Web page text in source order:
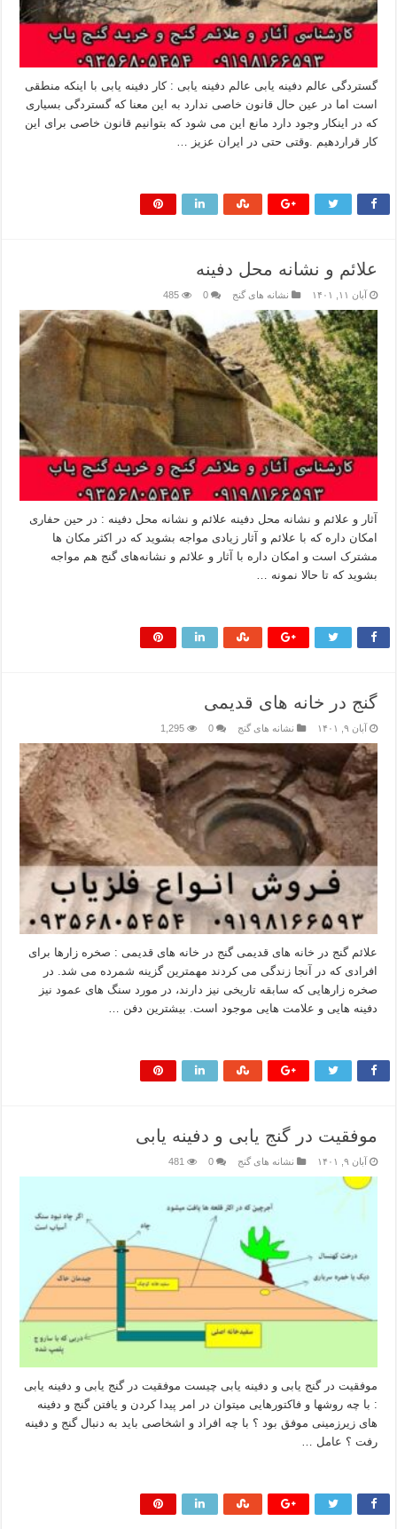
گستردگی عالم دفینه یابی عالم دفینه یابی : کار دفینه یابی با اینکه منطقی
است اما در عین حال قانون خاصی ندارد به این معنا که گستردگی بسیاری
که در اینکار وجود دارد مانع این می شود که بتوانیم قانون خاصی برای این
کار قراردهیم .وقتی حتی در ایران عزیز …
علائم و نشانه‌ محل دفینه
آبان ۱۱, ۱۴۰۱ نشانه های گنج 0
485
آثار و علائم و نشانه‌ محل دفینه علائم و نشانه‌ محل دفینه : در حین حفاری
امکان داره که با علائم و آثار زیادی مواجه بشوید که در اکثر مکان ها
مشترک است و امکان داره با آثار و علائم و نشانه‌های گنج هم مواجه
بشوید که تا حالا نمونه …
گنج در خانه های قدیمی
آبان ۹, ۱۴۰۱ نشانه های گنج 0
1,295
علائم گنج در خانه های قدیمی گنج در خانه های قدیمی : صخره زارها برای
افرادی که در آنجا زندگی می کردند مهمترین گزینه شمرده می شد. در
صخره زارهایی که سابقه تاریخی نیز دارند، در مورد سنگ های عمود نیز
دفینه هایی و علامت هایی موجود است. بیشترین دفن …
موفقیت در گنج یابی و دفینه یابی
آبان ۹, ۱۴۰۱ نشانه های گنج 0
481
موفقیت در گنج یابی و دفینه یابی چیست موفقیت در گنج یابی و دفینه یابی
: با چه روشها و فاکتورهایی میتوان در امر پیدا کردن و یافتن گنج و دفینه
های زیرزمینی موفق بود ؟ با چه افراد و اشخاصی باید به دنبال گنج و دفینه
رفت ؟ عامل …